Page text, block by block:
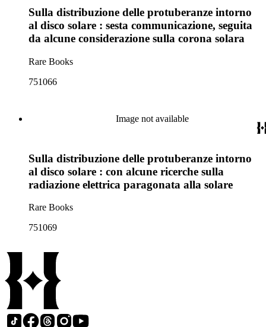
Sulla distribuzione delle protuberanze intorno
al disco solare : sesta communicazione, seguita
da alcune considerazione sulla corona solara
Rare Books
751066
Image not available
Sulla distribuzione delle protuberanze intorno
al disco solare : con alcune ricerche sulla
radiazione elettrica paragonata alla solare
Rare Books
751069